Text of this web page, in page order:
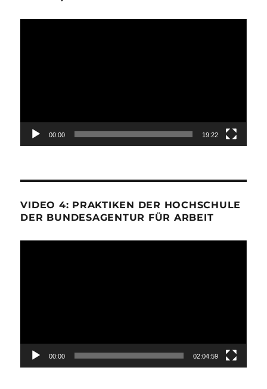
00:00 19:22
VIDEO 4: PRAKTIKEN DER HOCHSCHULE
DER BUNDESAGENTUR FÜR ARBEIT
00:00 02:04:59